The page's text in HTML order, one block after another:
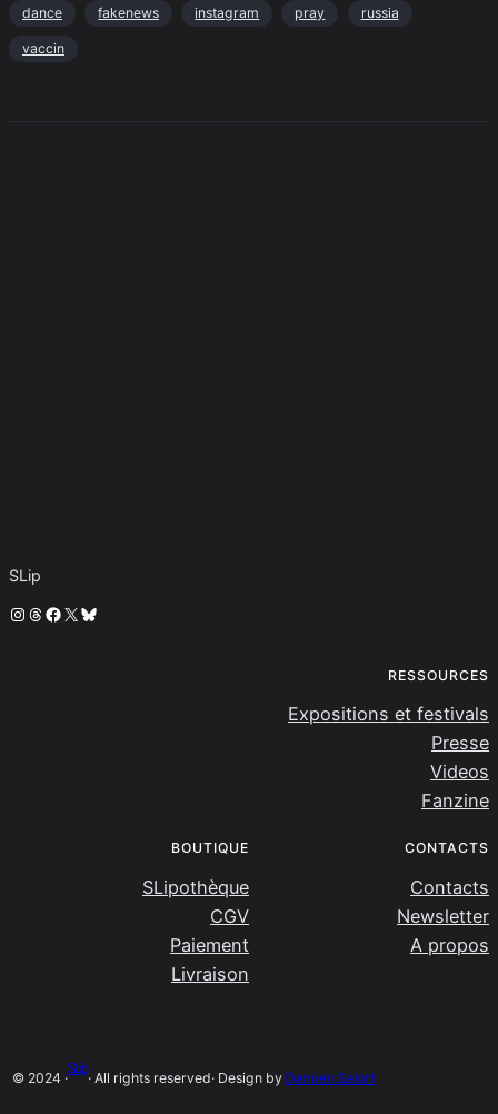
dance fakenews instagram pray russia
vaccin
SLip
Instagram
Threads
Facebook
X Bluesky
RESSOURCES
Expositions et festivals
Presse
Videos
Fanzine
BOUTIQUE
SLipothèque
CGV
Paiement
Livraison
CONTACTS
Contacts
Newsletter
A propos
© 2024 ·
SLip
· All rights reserved· Design by Damien Salort